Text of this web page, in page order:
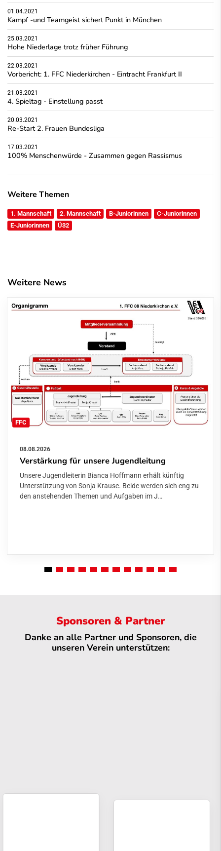
01.04.2021
Kampf -und Teamgeist sichert Punkt in München
25.03.2021
Hohe Niederlage trotz früher Führung
22.03.2021
Vorbericht: 1. FFC Niederkirchen - Eintracht Frankfurt II
21.03.2021
4. Spieltag - Einstellung passt
20.03.2021
Re-Start 2. Frauen Bundesliga
17.03.2021
100% Menschenwürde - Zusammen gegen Rassismus
Weitere Themen
1. Mannschaft 2. Mannschaft B-Juniorinnen
C-Juniorinnen
E-Juniorinnen
Ü32
Weitere News
FFC
08.08.2026
Verstärkung für unsere Jugendleitung
Unsere Jugendleiterin Bianca Hoffmann erhält künftig
Unterstützung von Sonja Krause. Beide werden sich eng zu
den anstehenden Themen und Aufgaben im J…
Sponsoren & Partner
Danke an alle Partner und Sponsoren, die
unseren Verein unterstützen: